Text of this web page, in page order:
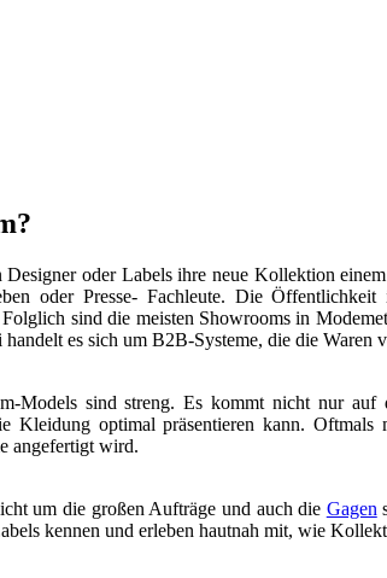
Designer oder Labels ihre neue Kollektion
oder Presse- Fachleute. Die
sind die meisten Showrooms in
es sich um B2B-Systeme, die die
Models sind streng. Es kommt nicht nur
Kleidung optimal präsentieren kann.
angefertigt wird.
um die großen Aufträge und auch die Gagen
kennen und erleben hautnah mit, wie